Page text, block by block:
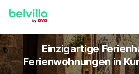
Einzigartige
Ferienwohnungen in